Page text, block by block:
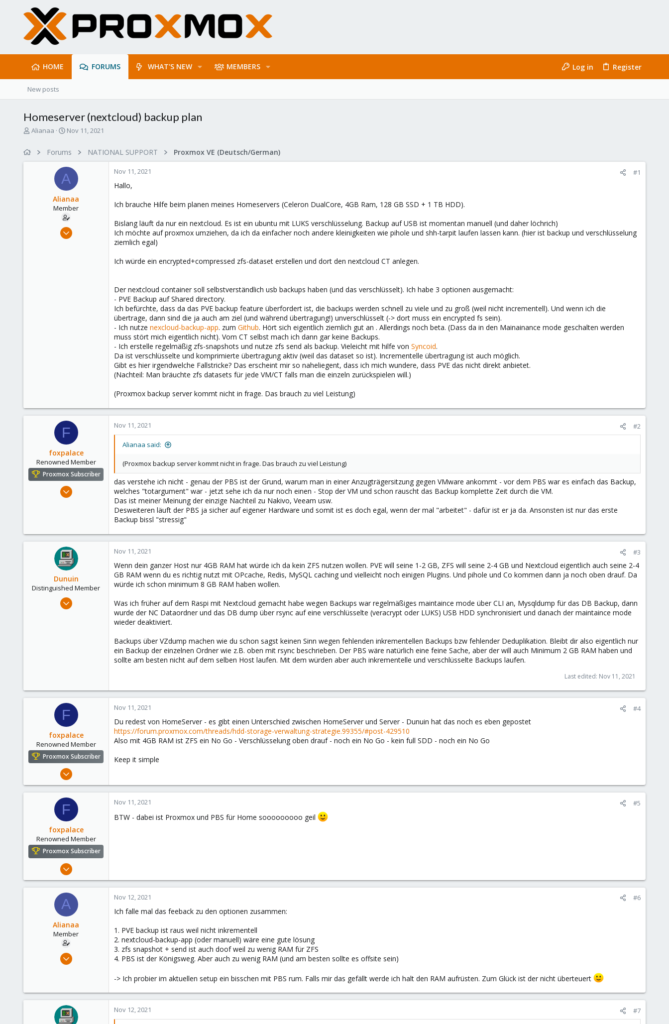
HOME FORUMS WHAT'S NEW MEMBERS Log in Register
New posts
Homeserver (nextcloud) backup plan
T
Alianaa
S
r
t
d
a
t
e
Nov 11, 2021
Forums NATIONAL SUPPORT Proxmox VE (Deutsch/German)
A
Alianaa
Member
Nov 11, 2021
Nov 11, 2021 #1
Hallo,
Ich brauche Hilfe beim planen meines Homeservers (Celeron DualCore, 4GB Ram, 128 GB SSD + 1 TB HDD).
Bislang läuft da nur ein nextcloud. Es ist ein ubuntu mit LUKS verschlüsselung. Backup auf USB ist momentan manuell (und daher löchrich)
Ich möchte auf proxmox umziehen, da ich da einfacher noch andere kleinigkeiten wie pihole und shh-tarpit laufen lassen kann. (hier ist backup und verschlüsselung
ziemlich egal)
Ich würde ein encrypted+compressed zfs-dataset erstellen und dort den nextcloud CT anlegen.
Der nextcloud container soll selbstverständlich usb backups haben (und das verschlüsselt). Ich habe 3 optionen ausgemacht:
- PVE Backup auf Shared directory.
Ich befürchte, dass da das PVE backup feature überfordert ist, die backups werden schnell zu viele und zu groß (weil nicht incrementell). Und wenn ich die
übertrage, dann sind die ja auch am ziel (und während übertragung!) unverschlüsselt (-> dort muss ein encrypted fs sein).
- Ich nutze nexcloud-backup-app. zum Github. Hört sich eigentlich ziemlich gut an . Allerdings noch beta. (Dass da in den Mainainance mode geschalten werden
muss stört mich eigentlich nicht). Vom CT selbst mach ich dann gar keine Backups.
- Ich erstelle regelmäßig zfs-snapshots und nutze zfs send als backup. Vieleicht mit hilfe von Syncoid.
Da ist verschlüsselte und komprimierte übertragung aktiv (weil das dataset so ist). Incrementelle übertragung ist auch möglich.
Gibt es hier irgendwelche Fallstricke? Das erscheint mir so naheliegent, dass ich mich wundere, dass PVE das nicht direkt anbietet.
(Nachteil: Man bräuchte zfs datasets für jede VM/CT falls man die einzeln zurückspielen will.)
(Proxmox backup server kommt nicht in frage. Das brauch zu viel Leistung)
F
foxpalace
Renowned Member
Proxmox Subscriber
Sep 9, 2016
www.linuxfox.de
Nov 11, 2021 #2
Alianaa said:
(Proxmox backup server kommt nicht in frage. Das brauch zu viel Leistung)
das verstehe ich nicht - genau der PBS ist der Grund, warum man in einer Anzugträgersitzung gegen VMware ankommt - vor dem PBS war es einfach das Backup,
welches "totargument" war - jetzt sehe ich da nur noch einen - Stop der VM und schon rauscht das Backup komplette Zeit durch die VM.
Das ist meiner Meinung der einzige Nachteil zu Nakivo, Veeam usw.
Desweiteren läuft der PBS ja sicher auf eigener Hardware und somit ist es doch egal, wenn der mal "arbeitet" - dafür ist er ja da. Ansonsten ist nur das erste
Backup bissl "stressig"
Dunuin
Distinguished Member
Jun 30, 2020
Nov 11, 2021 #3
Wenn dein ganzer Host nur 4GB RAM hat würde ich da kein ZFS nutzen wollen. PVE will seine 1-2 GB, ZFS will seine 2-4 GB und Nextcloud eigentlich auch seine 2-4
GB RAM wenn du es richtig nutzt mit OPcache, Redis, MySQL caching und vielleicht noch einigen Plugins. Und pihole und Co kommen dann ja noch oben drauf. Da
würde ich schon minimum 8 GB RAM haben wollen.
Was ich früher auf dem Raspi mit Nextcloud gemacht habe wegen Backups war regelmäßiges maintaince mode über CLI an, Mysqldump für das DB Backup, dann
wurde der NC Dataordner und das DB dump über rsync auf eine verschlüsselte (veracrypt oder LUKS) USB HDD synchronisiert und danach der maintaince mode
wieder deaktiviert.
Backups über VZdump machen wie du schon sagst keinen Sinn wegen fehlenden inkrementellen Backups bzw fehlender Deduplikation. Bleibt dir also eigentlich nur
ein Backup der einzelnen Ordner wie z.B. oben mit rsync beschrieben. Der PBS wäre natürlich eine feine Sache, aber der will auch Minimum 2 GB RAM haben und
sollte am besten nicht auf dem selben Host laufen. Mit dem würden aber auch inkrementelle und verschlüsselte Backups laufen.
Last edited: Nov 11, 2021
F
foxpalace
Renowned Member
Proxmox Subscriber
Sep 9, 2016
7
www.linuxfox.de
Nov 11, 2021 #4
Du redest von HomeServer - es gibt einen Unterschied zwischen HomeServer und Server - Dunuin hat das noch es eben gepostet
https://forum.proxmox.com/threads/hdd-storage-verwaltung-strategie.99355/#post-429510
Also mit 4GB RAM ist ZFS ein No Go - Verschlüsselung oben drauf - noch ein No Go - kein full SDD - noch ein No Go
Keep it simple
F
foxpalace
Renowned Member
Proxmox Subscriber
Sep 9, 2016
7
www.linuxfox.de
Nov 11, 2021 #5
BTW - dabei ist Proxmox und PBS für Home sooooooooo geil
A
Alianaa
Member
Nov 11, 2021
8
Nov 12, 2021 #6
Ich falle mal das feeback zu den optionen zusammen:
1. PVE backup ist raus weil nicht inkrementell
2. nextcloud-backup-app (oder manuell) wäre eine gute lösung
3. zfs snapshot + send ist auch doof weil zu wenig RAM für ZFS
4. PBS ist der Königsweg. Aber auch zu wenig RAM (und am besten sollte es offsite sein)
-> Ich probier im aktuellen setup ein bisschen mit PBS rum. Falls mir das gefällt werde ich halt den RAM aufrüsten. Zum Glück ist der nicht überteuert
Nov 12, 2021 #7